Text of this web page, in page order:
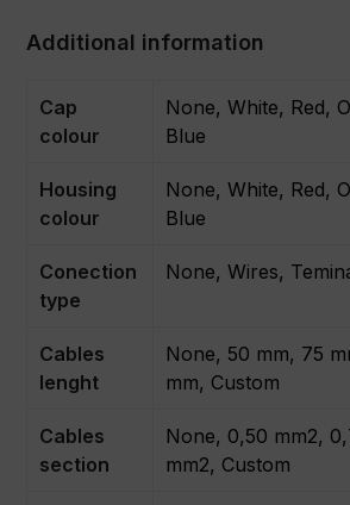
Additional information
Cap
colour
None, White, Red,
Blue
Housing
colour
None, White, Red,
Blue
Conection
type
None, Wires,
Cables
lenght
None, 50 mm, 75
mm, Custom
Cables
section
None, 0,50 mm2,
mm2, Custom